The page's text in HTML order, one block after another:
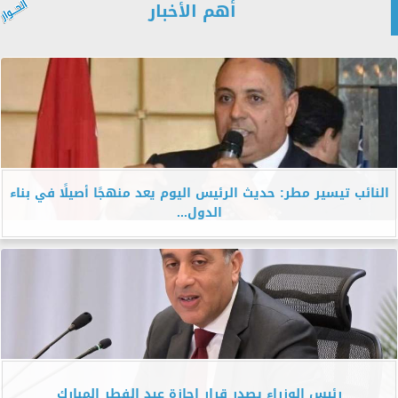
أهم الأخبار
النائب تيسير مطر: حديث الرئيس اليوم يعد منهجًا أصيلًا في بناء
الدول...